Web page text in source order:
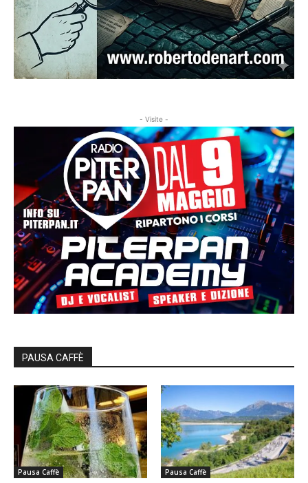
- Visite -
PAUSA CAFFÈ
Pausa Caffè Pausa Caffè